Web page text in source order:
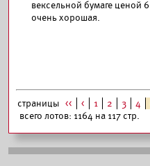
вексельной бумаге ценой
очень хорошая.
страницы << < 1 2 3 4
всего лотов: 1164 на 117 стр.